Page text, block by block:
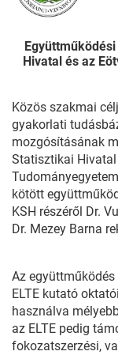
Hivatal és az
Közös szakmai
gyakorlati
mozgósításának
Statisztikai Hivatal
kötött
KSH részéről Dr.
Dr. Mezey Barna
Az
ELTE kutató
használva
az ELTE pedig
fokozatszerzési,